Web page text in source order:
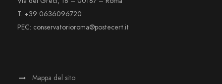
T. +39 0636096720
PEC: conservatorioroma@postecert.it
Mappa del sito